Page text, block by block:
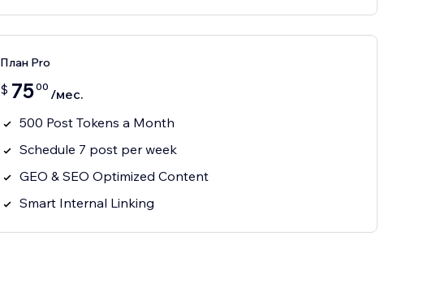
План Pro
$ 7500 /мес.
500 Post Tokens a Month
Schedule 7 post per week
GEO & SEO Optimized Content
Smart Internal Linking